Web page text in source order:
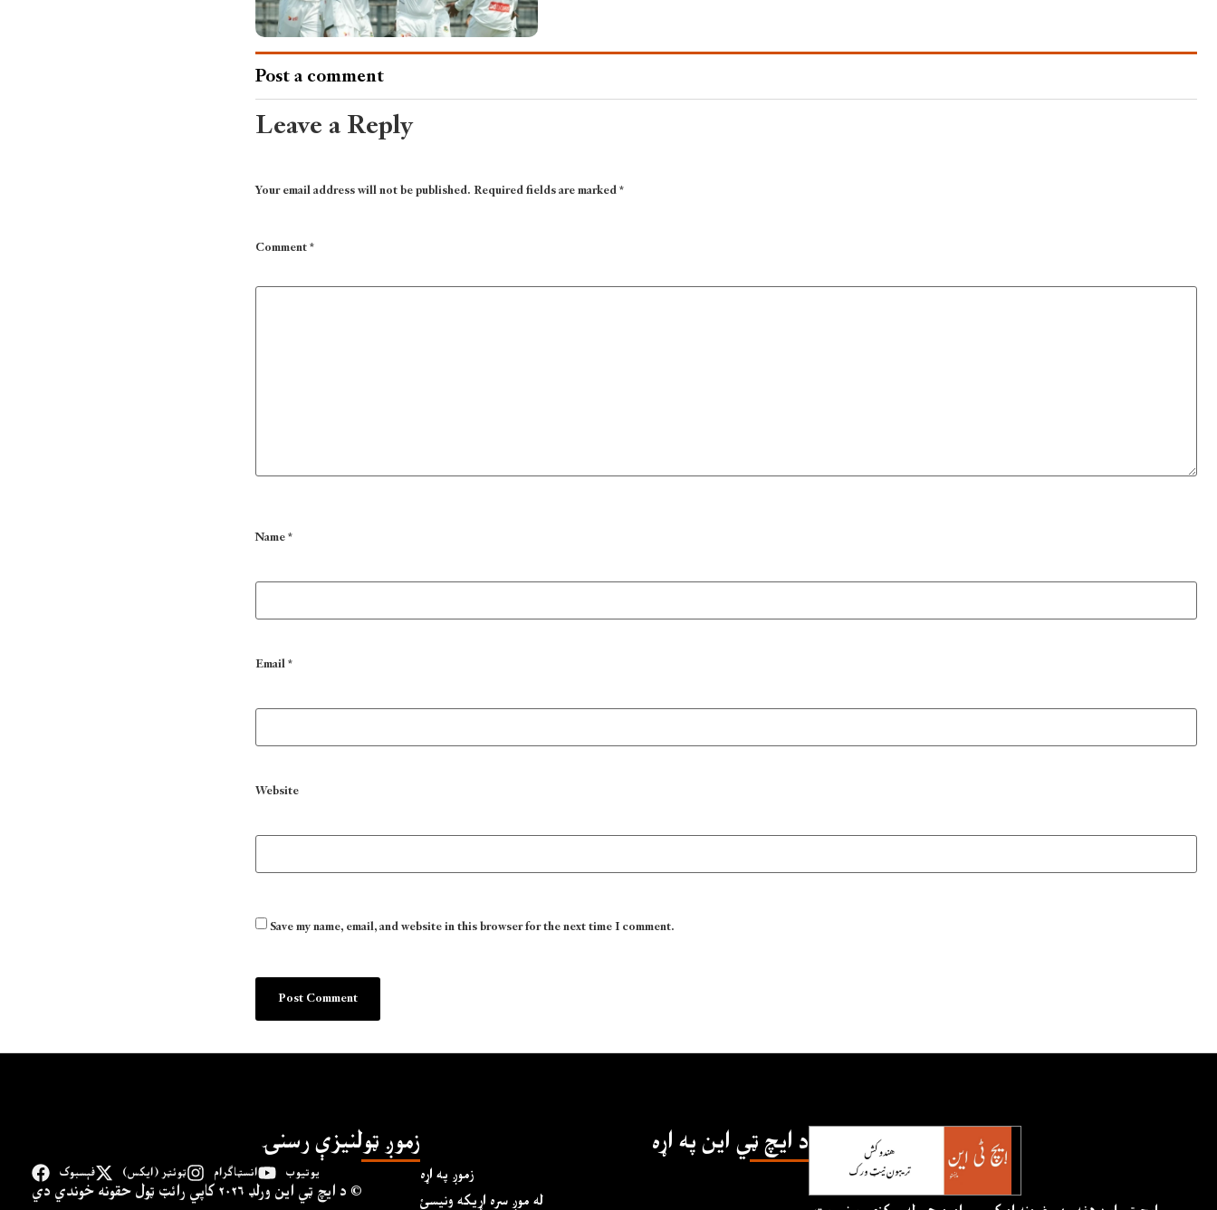
Post a comment
Leave a Reply
Your email address will not be published.Required fields are marked*
Comment*
Name*
Email*
Website
Save my name, email, and website in this browser for the next time I comment.
د ايچ ټي اين په اړه
زموږ په اړه
له موږ سره اړیکه ونیسئ
زموږ ټولنیزې رسنۍ
فېسبوک ټوئټر (ایکس) انسټاګرام یوتیوب
د ايچ ټي اين وﺭلډ ۲۰۲۶ کاپي ﺭائټ ټول حقونه خوندي دي ©